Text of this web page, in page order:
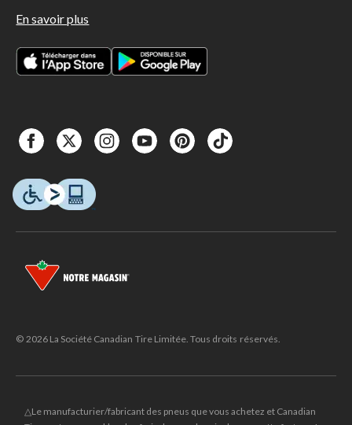
En savoir plus
© 2026 La Société Canadian Tire Limitée. Tous droits réservés.
△Le manufacturier/fabricant des pneus que vous achetez et Canadian